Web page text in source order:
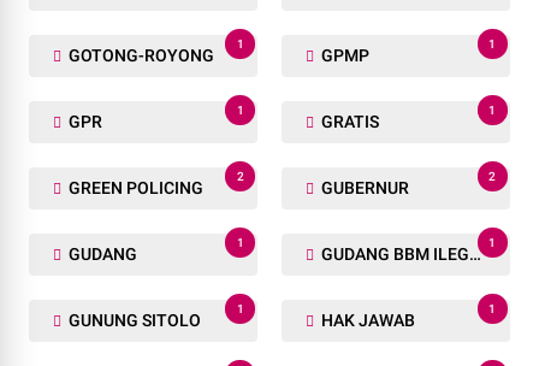
GOTONG-ROYONG
1
GPMP
1
GPR
1
GRATIS
1
GREEN POLICING
2
GUBERNUR
2
GUDANG
1
GUDANG BBM ILEGAL
1
GUNUNG SITOLO
1
HAK JAWAB
1